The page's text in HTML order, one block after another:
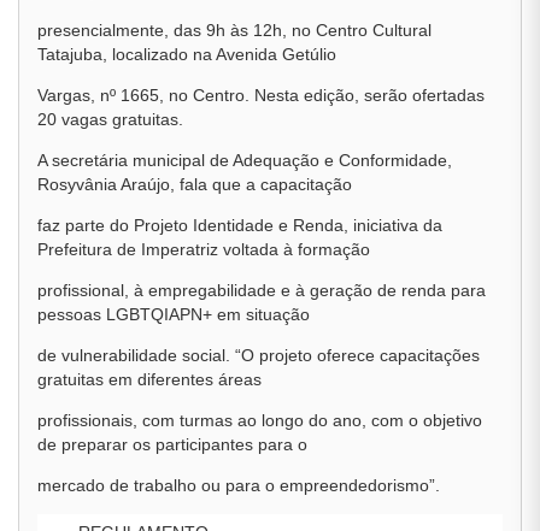
presencialmente, das 9h às 12h, no Centro Cultural
Tatajuba, localizado na Avenida Getúlio
Vargas, nº 1665, no Centro. Nesta edição, serão ofertadas
20 vagas gratuitas.
A secretária municipal de Adequação e Conformidade,
Rosyvânia Araújo, fala que a capacitação
faz parte do Projeto Identidade e Renda, iniciativa da
Prefeitura de Imperatriz voltada à formação
profissional, à empregabilidade e à geração de renda para
pessoas LGBTQIAPN+ em situação
de vulnerabilidade social. “O projeto oferece capacitações
gratuitas em diferentes áreas
profissionais, com turmas ao longo do ano, com o objetivo
de preparar os participantes para o
mercado de trabalho ou para o empreendedorismo”.